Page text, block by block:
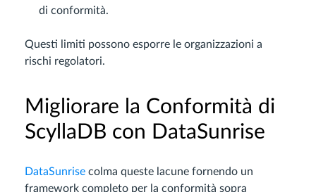
di conformità.
Questi limiti possono esporre le organizzazioni a
rischi regolatori.
Migliorare la Conformità di
ScyllaDB con DataSunrise
DataSunrise colma queste lacune fornendo un
framework completo per la conformità sopra